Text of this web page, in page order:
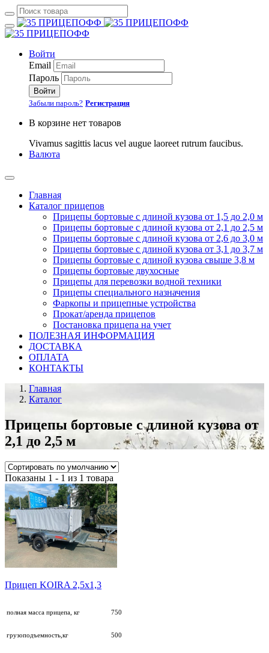
Войти
Email
Пароль
Войти
Забыли пароль? Регистрация
В корзине нет товаров
Vivamus sagittis lacus vel augue laoreet rutrum faucibus.
Валюта
Главная
Каталог прицепов
Прицепы бортовые с длиной кузова от 1,5 до 2,0 м
Прицепы бортовые с длиной кузова от 2,1 до 2,5 м
Прицепы бортовые с длиной кузова от 2,6 до 3,0 м
Прицепы бортовые с длиной кузова от 3,1 до 3,7 м
Прицепы бортовые с длиной кузова свыше 3,8 м
Прицепы бортовые двухосные
Прицепы для перевозки водной техники
Прицепы специального назначения
Фаркопы и прицепные устройства
Прокат/аренда прицепов
Постановка прицепа на учет
ПОЛЕЗНАЯ ИНФОРМАЦИЯ
ДОСТАВКА
ОПЛАТА
КОНТАКТЫ
Главная
Каталог
Прицепы бортовые с длиной кузова от
2,1 до 2,5 м
Показаны 1 - 1 из 1 товара
Прицеп KOIRA 2,5х1,3
полная масса прицепа, кг 750
грузоподъемность,кг 500